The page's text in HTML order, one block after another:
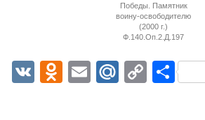
Победы. Памятник
воину-освободителю
(2000 г.)
Ф.140.Оп.2.Д.197
VK Odnoklassniki
EmailMail.Ru
Copy